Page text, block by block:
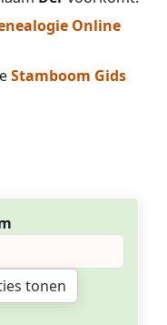
Online
Stamboom Gids
tonen